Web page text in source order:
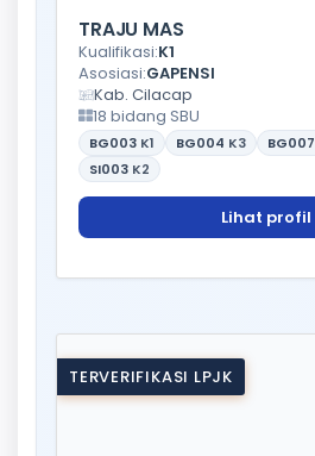
TRAJU MAS
Kualifikasi:K1
Asosiasi:GAPENSI
Kab. Cilacap
18 bidang SBU
BG003 K1 BG004 K3 BG007
SI003 K2
Lihat profil
TERVERIFIKASI LPJK